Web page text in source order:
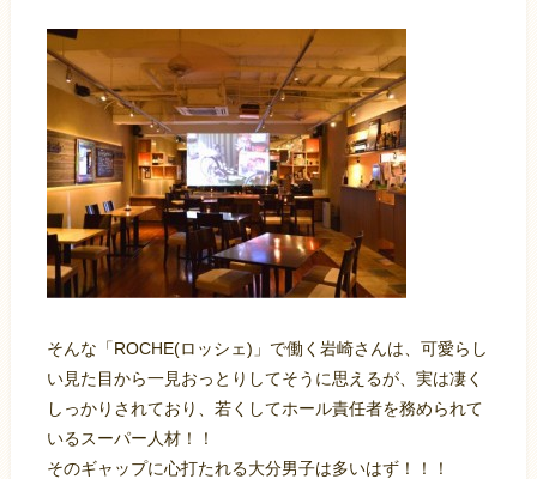
そんな「ROCHE(ロッシェ)」で働く岩崎さんは、可愛らし
い見た目から一見おっとりしてそうに思えるが、実は凄く
しっかりされており、若くしてホール責任者を務められて
いるスーパー人材！！
そのギャップに心打たれる大分男子は多いはず！！！